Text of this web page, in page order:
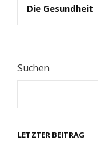
Post
Die Gesundheit
Suchen
LETZTER BEITRAG